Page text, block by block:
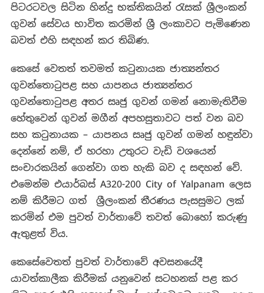
පිටරටවල සිටින හින්දු භක්තිකයින් රැසක් ශ්‍රීලංකන්
ගුවන් සේවය භාවිත කරමින් ශ්‍රී ලංකාවට පැමිණෙන
බවත් එහි සඳහන් කර තිබිණ.
කෙසේ වෙතත් තවමත් කටුනායක ජාත්‍යන්තර
ගුවන්තොටුපළ සහ යාපනය ජාත්‍යන්තර
ගුවන්තොටුපළ අතර සෘජු ගුවන් ගමන් නොමැතිවීම
හේතුවෙන් ගුවන් මගීන් අපහසුතාවට පත් වන බව
සහ කටුනායක – යාපනය සෘජු ගුවන් ගමන් හඳුන්වා
දෙන්නේ නම්, ඒ හරහා උතුරට වැඩි වශයෙන්
සංචාරකයින් ගෙන්වා ගත හැකි බව ද සඳහන් වේ.
එමෙන්ම එයාර්බස් A320-200 City of Yalpanam ලෙස
නම් කිරීමට ගත් ශ්‍රීලංකන් තීරණය පැසසුමට ලක්
කරමින් එම පුවත් වාර්තාවේ තවත් බොහෝ කරුණු
ඇතුළත් විය.
කෙසේවෙතත් පුවත් වාර්තාවේ අවසනයේදී
යාවත්කාලීක කිරීමක් යනුවෙන් සටහනක් පළ කර